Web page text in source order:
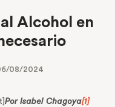
Alcohol en
08/2024
Por Isabel Chagoya[1]